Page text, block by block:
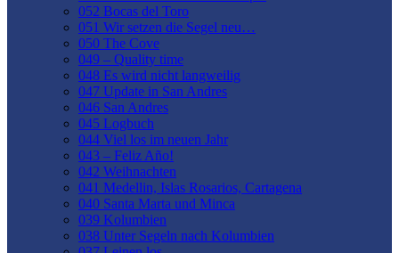
052 Bocas del Toro
051 Wir setzen die Segel neu…
050 The Cove
049 – Quality time
048 Es wird nicht langweilig
047 Update in San Andres
046 San Andres
045 Logbuch
044 Viel los im neuen Jahr
043 – Feliz Año!
042 Weihnachten
041 Medellin, Islas Rosarios, Cartagena
040 Santa Marta und Minca
039 Kolumbien
038 Unter Segeln nach Kolumbien